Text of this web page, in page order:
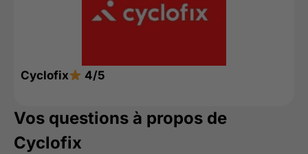
Cyclofix 4/5
Vos questions à propos de
Cyclofix